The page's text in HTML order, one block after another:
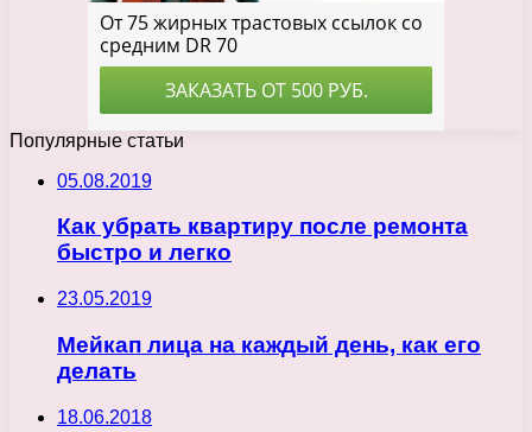
Популярные статьи
05.08.2019
Как убрать квартиру после ремонта
быстро и легко
23.05.2019
Мейкап лица на каждый день, как его
делать
18.06.2018